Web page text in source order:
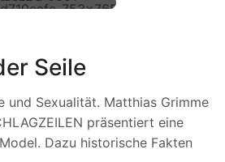
Seile
und Sexualität. Matthias Grimme
präsentiert eine
Dazu historische Fakten